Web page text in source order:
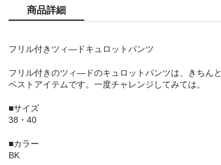
商品詳細
フリル付きツィ―ドキュロットパンツ
フリル付きのツィ―ドのキュロットパンツは、きちん
ベストアイテムです。一度チャレンジしてみては。
■サイズ
38・40
■カラー
BK